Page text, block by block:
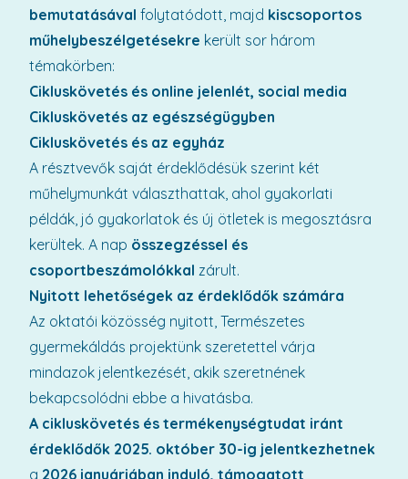
bemutatásával folytatódott, majd kiscsoportos
műhelybeszélgetésekre került sor három
témakörben:
Cikluskövetés és online jelenlét, social media
Cikluskövetés az egészségügyben
Cikluskövetés és az egyház
A résztvevők saját érdeklődésük szerint két
műhelymunkát választhattak, ahol gyakorlati
példák, jó gyakorlatok és új ötletek is megosztásra
kerültek. A nap összegzéssel és
csoportbeszámolókkal zárult.
Nyitott lehetőségek az érdeklődők számára
Az oktatói közösség nyitott, Természetes
gyermekáldás projektünk szeretettel várja
mindazok jelentkezését, akik szeretnének
bekapcsolódni ebbe a hivatásba.
A cikluskövetés és termékenységtudat iránt
érdeklődők 2025. október 30-ig jelentkezhetnek
a 2026 januárjában induló, támogatott